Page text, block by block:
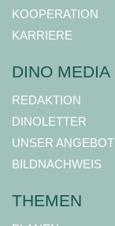
KOOPERATION
KARRIERE
DINO MEDIA
REDAKTION
DINOLETTER
UNSER ANGEBOT
BILDNACHWEIS
THEMEN